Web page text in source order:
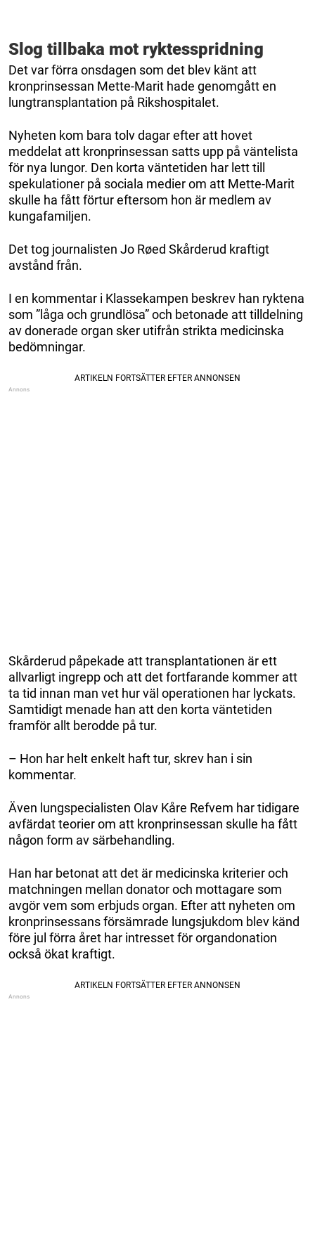
Slog tillbaka mot ryktesspridning
Det var förra onsdagen som det blev känt att
kronprinsessan Mette-Marit hade genomgått en
lungtransplantation på Rikshospitalet.
Nyheten kom bara tolv dagar efter att hovet
meddelat att kronprinsessan satts upp på väntelista
för nya lungor. Den korta väntetiden har lett till
spekulationer på sociala medier om att Mette-Marit
skulle ha fått förtur eftersom hon är medlem av
kungafamiljen.
Det tog journalisten Jo Røed Skårderud kraftigt
avstånd från.
I en kommentar i Klassekampen beskrev han ryktena
som ”låga och grundlösa” och betonade att tilldelning
av donerade organ sker utifrån strikta medicinska
bedömningar.
Skårderud påpekade att transplantationen är ett
allvarligt ingrepp och att det fortfarande kommer att
ta tid innan man vet hur väl operationen har lyckats.
Samtidigt menade han att den korta väntetiden
framför allt berodde på tur.
– Hon har helt enkelt haft tur, skrev han i sin
kommentar.
Även lungspecialisten Olav Kåre Refvem har tidigare
avfärdat teorier om att kronprinsessan skulle ha fått
någon form av särbehandling.
Han har betonat att det är medicinska kriterier och
matchningen mellan donator och mottagare som
avgör vem som erbjuds organ. Efter att nyheten om
kronprinsessans försämrade lungsjukdom blev känd
före jul förra året har intresset för organdonation
också ökat kraftigt.